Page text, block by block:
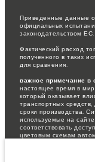
Приведенные данные о
официальных
законодательством ЕС.
Фактический расход
полученного в таких
для сравнения.
важное примечание в
настоящее время в
который оказывает
транспортных
сроки производства.
используемые на
соответствовать
цветовым схемам